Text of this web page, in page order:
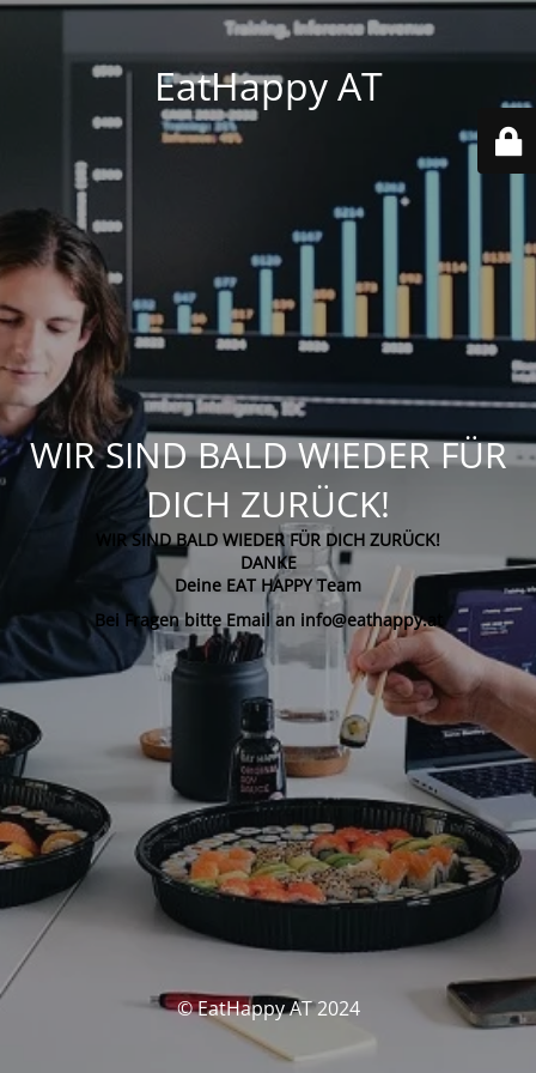
EatHappy AT
WIR SIND BALD WIEDER FÜR
DICH ZURÜCK!
WIR SIND BALD WIEDER FÜR DICH ZURÜCK!
DANKE
Deine EAT HAPPY Team
Bei Fragen bitte Email an info@eathappy.at
© EatHappy AT 2024